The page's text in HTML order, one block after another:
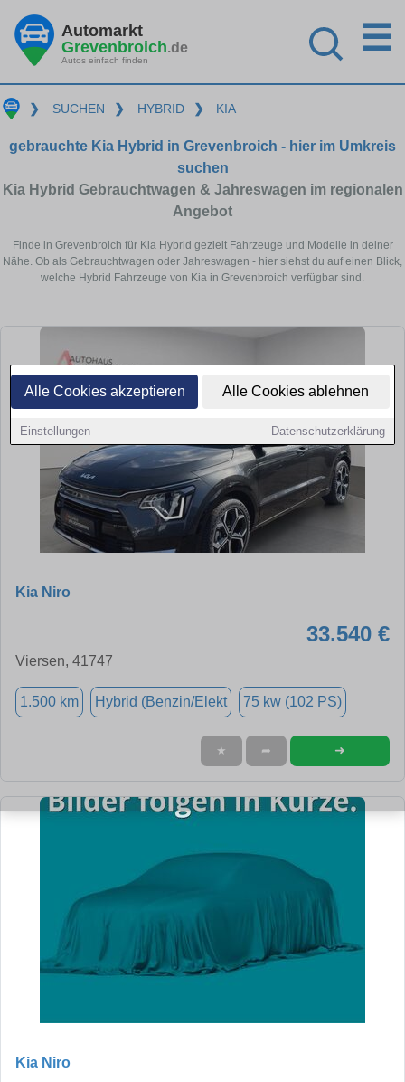
Alle Cookies akzeptieren Alle Cookies ablehnen
Einstellungen Datenschutzerklärung
Automarkt
Grevenbroich.de
Autos einfach finden
☰
❯ SUCHEN ❯ HYBRID ❯ KIA
gebrauchte Kia Hybrid in Grevenbroich - hier im Umkreis
suchen
Kia Hybrid Gebrauchtwagen & Jahreswagen im regionalen
Angebot
Finde in Grevenbroich für Kia Hybrid gezielt Fahrzeuge und Modelle in deiner
Nähe. Ob als Gebrauchtwagen oder Jahreswagen - hier siehst du auf einen Blick,
welche Hybrid Fahrzeuge von Kia in Grevenbroich verfügbar sind.
Kia Niro
33.540 €
Viersen, 41747
1.500 km Hybrid (Benzin/Elekt 75 kw (102 PS)
★ ➦ ➜
Kia Niro